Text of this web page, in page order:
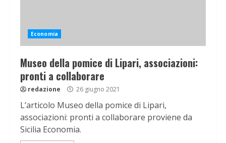
Economia
Museo della pomice di Lipari, associazioni:
pronti a collaborare
redazione 26 giugno 2021
L’articolo Museo della pomice di Lipari,
associazioni: pronti a collaborare proviene da
Sicilia Economia.